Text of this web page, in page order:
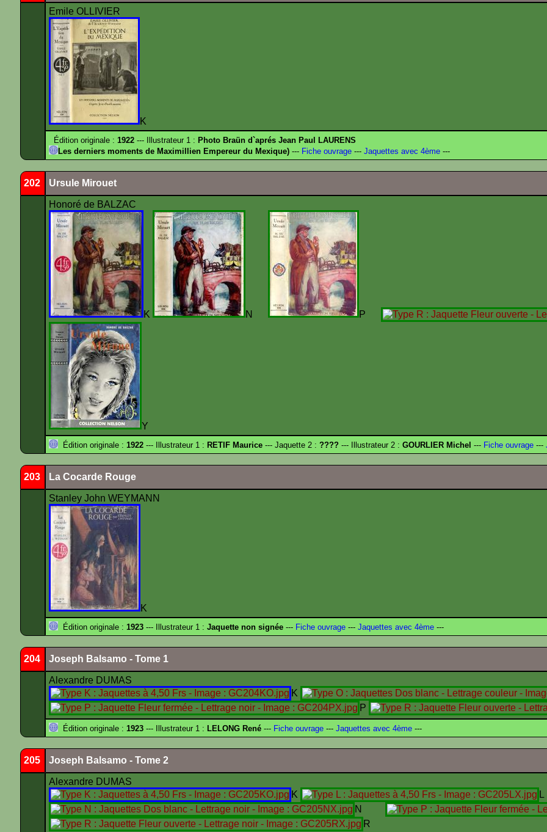
Emile OLLIVIER
K
Édition originale : 1922 --- Illustrateur 1 : Photo Braün d`aprés Jean Paul LAURENS
Les derniers moments de Maximillien Empereur du Mexique) --- Fiche ouvrage --- Jaquettes avec 4ème ---
202 Ursule Mirouet
Honoré de BALZAC
K N P
Y
Édition originale : 1922 --- Illustrateur 1 : RETIF Maurice --- Jaquette 2 : ???? --- Illustrateur 2 : GOURLIER Michel --- Fiche ouvrage ---
203 La Cocarde Rouge
Stanley John WEYMANN
K
Édition originale : 1923 --- Illustrateur 1 : Jaquette non signée --- Fiche ouvrage --- Jaquettes avec 4ème ---
204 Joseph Balsamo - Tome 1
Alexandre DUMAS
K
P
Édition originale : 1923 --- Illustrateur 1 : LELONG René --- Fiche ouvrage --- Jaquettes avec 4ème ---
205 Joseph Balsamo - Tome 2
Alexandre DUMAS
K
L
N
R